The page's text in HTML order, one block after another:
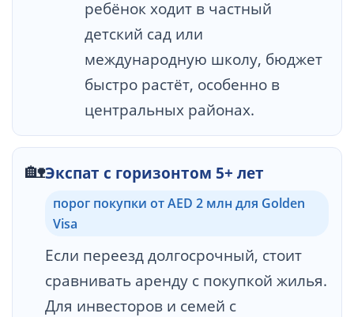
ребёнок ходит в частный
детский сад или
международную школу, бюджет
быстро растёт, особенно в
центральных районах.
🏡Экспат с горизонтом 5+ лет
порог покупки от AED 2 млн для Golden
Visa
Если переезд долгосрочный, стоит
сравнивать аренду с покупкой жилья.
Для инвесторов и семей с